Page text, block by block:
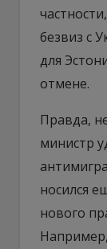
безвиз с
для
отмене.
Правда,
министр
носился
нового